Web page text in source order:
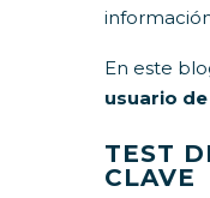
En este
usuario
TEST
CLAVE